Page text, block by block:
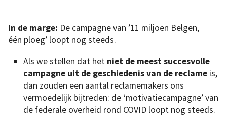
In de marge: De campagne van ’11 miljoen Belgen,
één ploeg’ loopt nog steeds.
Als we stellen dat het niet de meest succesvolle
campagne uit de geschiedenis van de reclame is,
dan zouden een aantal reclamemakers ons
vermoedelijk bijtreden: de ‘motivatiecampagne’ van
de federale overheid rond COVID loopt nog steeds.